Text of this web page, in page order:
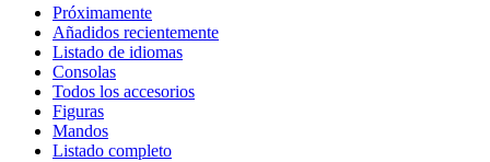
Próximamente
Añadidos recientemente
Listado de idiomas
Consolas
Todos los accesorios
Figuras
Mandos
Listado completo